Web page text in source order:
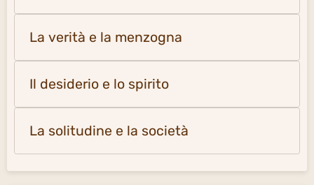
La verità e la menzogna
Il desiderio e lo spirito
La solitudine e la società